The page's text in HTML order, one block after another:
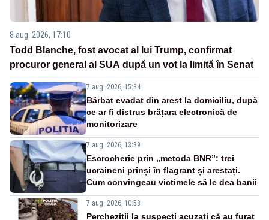
8 aug. 2026, 17:10
Todd Blanche, fost avocat al lui Trump, confirmat
procuror general al SUA după un vot la limită în Senat
7 aug. 2026, 15:34
Bărbat evadat din arest la domiciliu, după
ce ar fi distrus brățara electronică de
monitorizare
7 aug. 2026, 13:39
Escrocherie prin „metoda BNR”: trei
ucraineni prinși în flagrant și arestați.
Cum convingeau victimele să le dea banii
7 aug. 2026, 10:58
Percheziții la suspecți acuzați că au furat